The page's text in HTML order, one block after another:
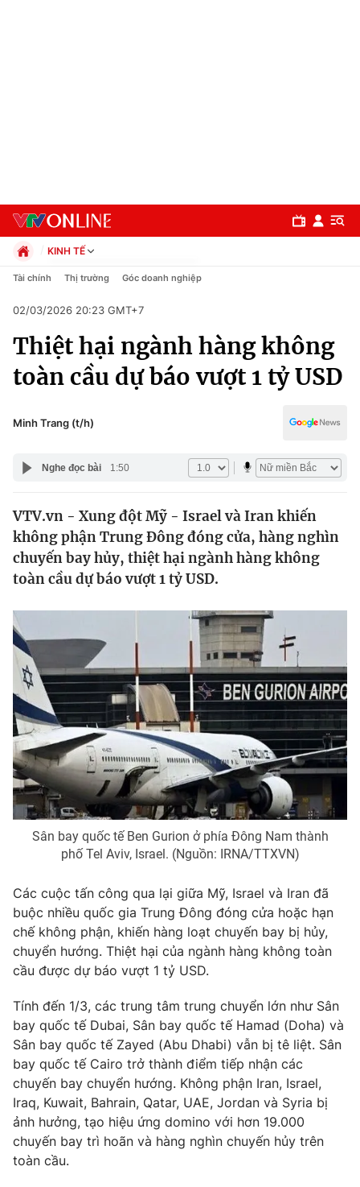
Chuyên mục
Chính trị
Pháp luật
Thế giới
Tin tức
Thế giới đó đây
Câu chuyện quốc tế
Tài chính
Thị trường
Góc doanh nghiệp
Dữ liệu và đời sống
Truyền hình
Phim VTV
Hậu trường
Nhân vật
Khán giả
Giải sao mai
Giải trí
Điện ảnh
Âm nhạc
Sao
Đời sống
Du lịch
Làm đẹp
Chất lượng cuộc sống
Giáo dục
Tuyển sinh
Học trực tuyến
Hitech Công nghệ tương lai
Sản phẩm
Thị trường
Tư vấn
Giao lưu trực tuyến
Lịch phát sóng
Chuyên mục khác
Emagazine Podcast
Photo Infographic
Video
KINH TẾ
Chính trị
Pháp luật
Kinh tế
Thể thao
Truyền hình
Y tế
Công nghệ
Tài chính Thị trường Góc doanh nghiệp
02/03/2026 20:23 GMT+7
Thiệt hại ngành hàng không
toàn cầu dự báo vượt 1 tỷ USD
Minh Trang (t/h)
Nghe đọc bài 1:50
VTV.vn - Xung đột Mỹ - Israel và Iran khiến
không phận Trung Đông đóng cửa, hàng nghìn
chuyến bay hủy, thiệt hại ngành hàng không
toàn cầu dự báo vượt 1 tỷ USD.
Sân bay quốc tế Ben Gurion ở phía Đông Nam thành
phố Tel Aviv, Israel. (Nguồn: IRNA/TTXVN)
Các cuộc tấn công qua lại giữa Mỹ, Israel và Iran đã
buộc nhiều quốc gia Trung Đông đóng cửa hoặc hạn
chế không phận, khiến hàng loạt chuyến bay bị hủy,
chuyển hướng. Thiệt hại của ngành hàng không toàn
cầu được dự báo vượt 1 tỷ USD.
Tính đến 1/3, các trung tâm trung chuyển lớn như Sân
bay quốc tế Dubai, Sân bay quốc tế Hamad (Doha) và
Sân bay quốc tế Zayed (Abu Dhabi) vẫn bị tê liệt. Sân
bay quốc tế Cairo trở thành điểm tiếp nhận các
chuyến bay chuyển hướng. Không phận Iran, Israel,
Iraq, Kuwait, Bahrain, Qatar, UAE, Jordan và Syria bị
ảnh hưởng, tạo hiệu ứng domino với hơn 19.000
chuyến bay trì hoãn và hàng nghìn chuyến hủy trên
toàn cầu.